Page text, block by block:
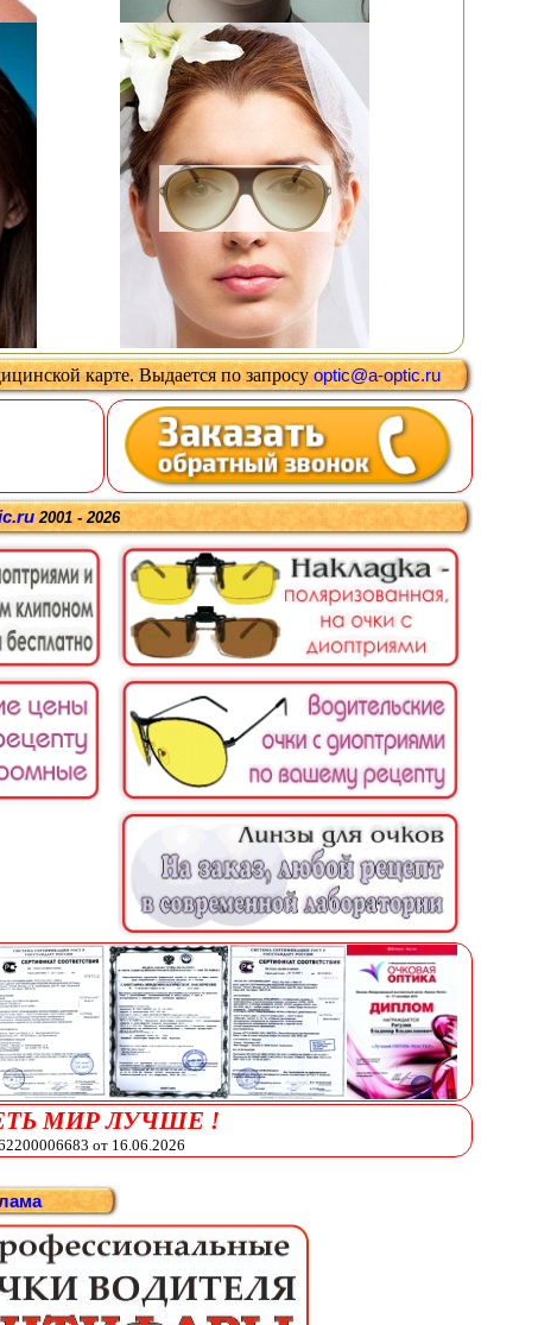
карте. Выдается по запросуoptic@a-optic.ru
2001 - 2026
МИР ЛУЧШЕ !
от 16.06.2026